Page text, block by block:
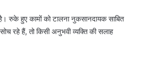
रुके हुए कामों को टालना नुकसानदायक साबित
रहे हैं, तो किसी अनुभवी व्यक्ति की सलाह